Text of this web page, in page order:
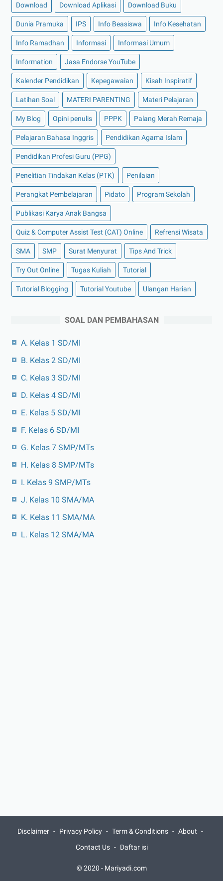
Download Download Aplikasi Download Buku
Dunia Pramuka IPS Info Beasiswa Info Kesehatan
Info Ramadhan Informasi Informasi Umum
Information Jasa Endorse YouTube
Kalender Pendidikan Kepegawaian Kisah Inspiratif
Latihan Soal MATERI PARENTING Materi Pelajaran
My Blog Opini penulis PPPK Palang Merah Remaja
Pelajaran Bahasa Inggris Pendidikan Agama Islam
Pendidikan Profesi Guru (PPG)
Penelitian Tindakan Kelas (PTK) Penilaian
Perangkat Pembelajaran Pidato Program Sekolah
Publikasi Karya Anak Bangsa
Quiz & Computer Assist Test (CAT) Online Refrensi Wisata
SMA SMP Surat Menyurat Tips And Trick
Try Out Online Tugas Kuliah Tutorial
Tutorial Blogging Tutorial Youtube Ulangan Harian
SOAL DAN PEMBAHASAN
A. Kelas 1 SD/MI
B. Kelas 2 SD/MI
C. Kelas 3 SD/MI
D. Kelas 4 SD/MI
E. Kelas 5 SD/MI
F. Kelas 6 SD/MI
G. Kelas 7 SMP/MTs
H. Kelas 8 SMP/MTs
I. Kelas 9 SMP/MTs
J. Kelas 10 SMA/MA
K. Kelas 11 SMA/MA
L. Kelas 12 SMA/MA
Disclaimer Privacy Policy Term & Conditions
About
Contact Us
Daftar isi
© 2020 - Mariyadi.com